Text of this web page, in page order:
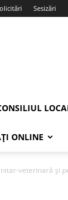
Sesizări
ONLINE
veterinară și